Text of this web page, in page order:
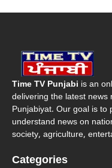
Time TV Punjabi is an
delivering the latest news
Punjabiyat. Our goal is to
understand news on
society, agriculture,
Categories